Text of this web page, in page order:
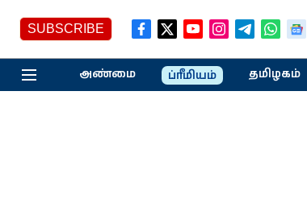
SUBSCRIBE
அண்மை ப்ரீமியம் தமிழகம்